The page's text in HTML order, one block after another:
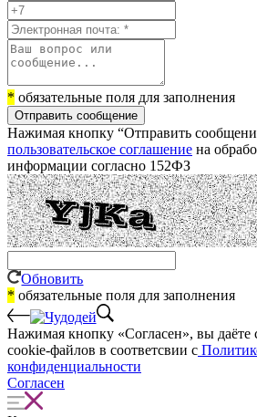
* обязательные поля для заполнения
Отправить сообщение
Нажимая кнопку “Отправить
пользовательское соглашение на
информации согласно 152ФЗ
Обновить
* обязательные поля для заполнения
Нажимая кнопку «Согласен», вы даёте
cookie-файлов в соответсвии с
конфиденциальности
Согласен